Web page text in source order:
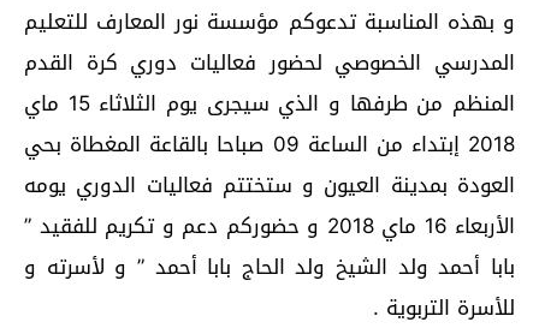
و بهذه المناسبة تدعوكم مؤسسة نور المعارف للتعليم
المدرسي الخصوصي لحضور فعاليات دوري كرة القدم
المنظم من طرفها و الذي سيجرى يوم الثلاثاء 15 ماي
2018 إبتداء من الساعة 09 صباحا بالقاعة المغطاة بحي
العودة بمدينة العيون و ستختتم فعاليات الدوري يومه
الأربعاء 16 ماي 2018 و حضوركم دعم و تكريم للفقيد ”
بابا أحمد ولد الشيخ ولد الحاج بابا أحمد ” و لأسرته و
للأسرة التربوية .